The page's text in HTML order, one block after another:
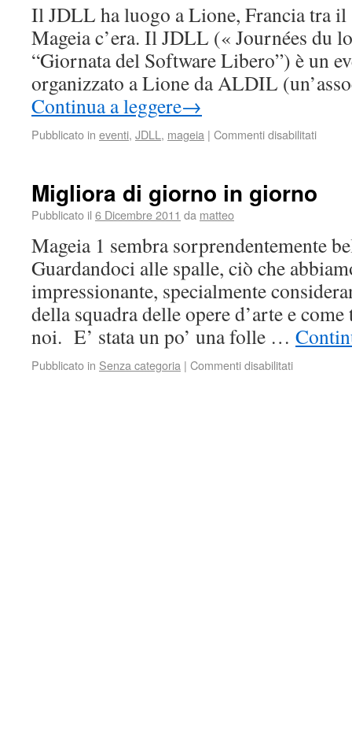
Il JDLL ha luogo a Lione, Francia tra il
Mageia c’era. Il JDLL (« Journées du
“Giornata del Software Libero”) è un
organizzato a Lione da ALDIL
Continua a leggere→
Pubblicato in eventi, JDLL , mageia | Commenti disabilitati
Migliora di giorno in giorno
Pubblicato il 6 Dicembre 2011 da matteo
Mageia 1 sembra sorprendentemente
Guardandoci alle spalle, ciò che
impressionante, specialmente
della squadra delle opere d’arte e
noi. E’ stata un po’ una folle …
Pubblicato in Senza categoria | Commenti disabilitati